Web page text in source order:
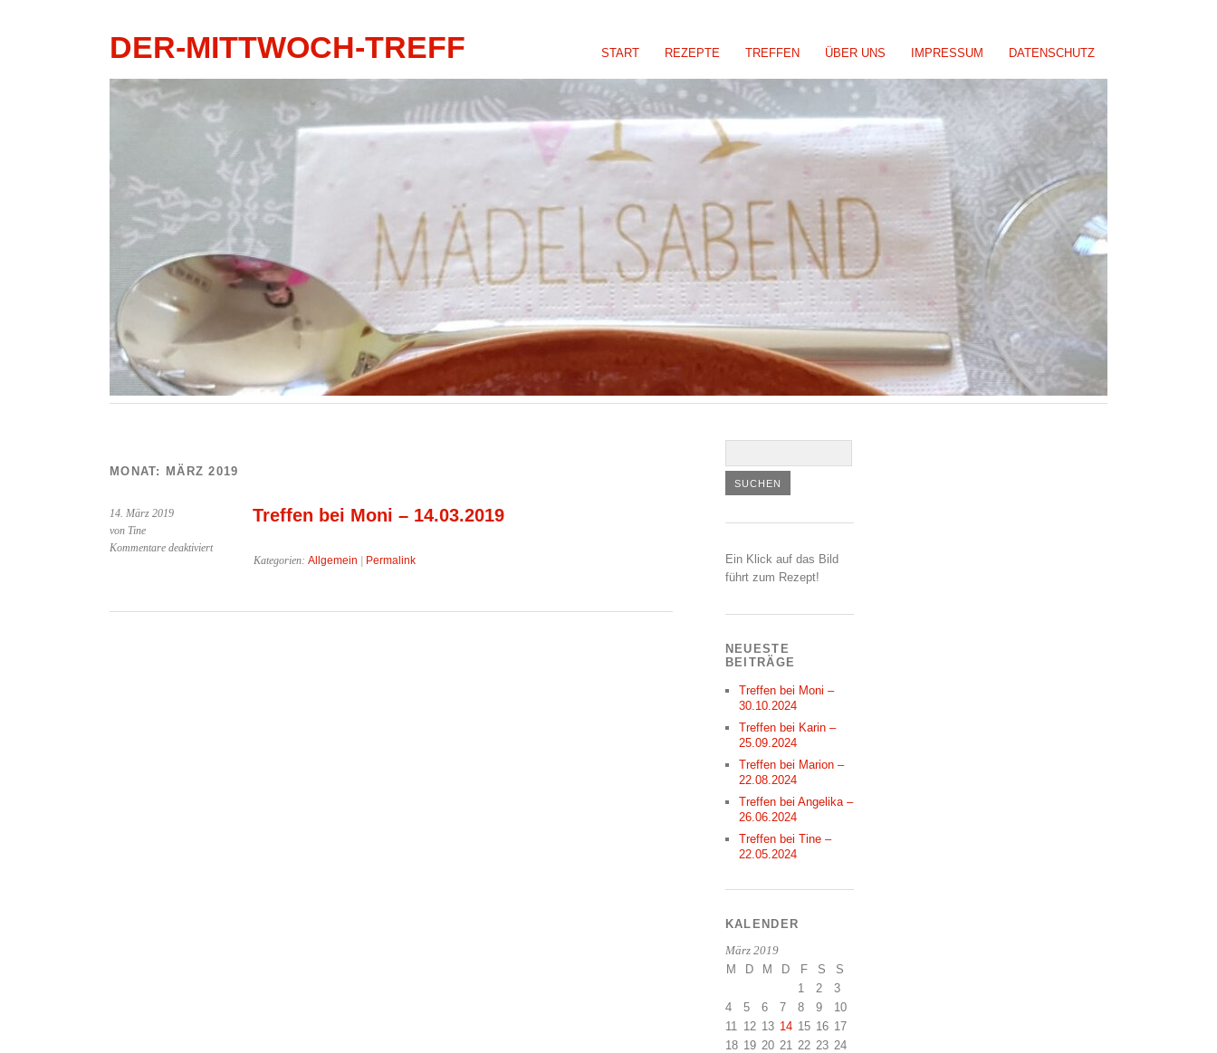
START REZEPTE TREFFEN ÜBER UNS IMPRESSUM DATENSCHUTZ
DER-MITTWOCH-TREFF
MONAT: MÄRZ 2019
14. März 2019
von Tine
Kommentare deaktiviertfür
–
Treffen bei Moni – 14.03.2019
Kategorien: Allgemein Permalink
Ein Klick auf das Bild
führt zum Rezept!
NEUESTE
BEITRÄGE
Treffen bei Moni –
30.10.2024
Treffen bei Karin –
25.09.2024
Treffen bei Marion –
22.08.2024
Treffen bei Angelika –
26.06.2024
Treffen bei Tine –
22.05.2024
KALENDER
März 2019
M D M D F S
S
1
2
3
4
5 6 7 8 9
10
11 12 13 14 15 16 17
18 19 20 21 22 23 24